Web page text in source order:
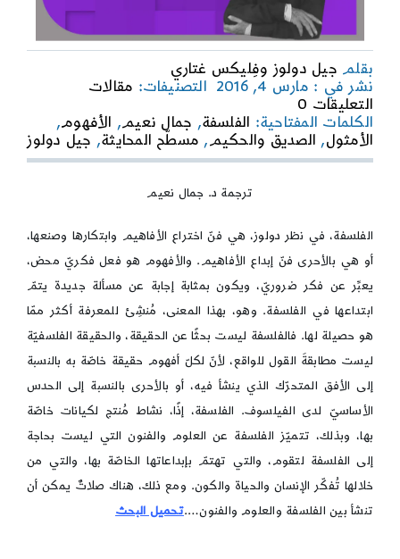
بقلم جيل دولوز وفِليكس غتاري
نشر في : مارس 4, 2016
التصنيفات: مقالات
التعليقات 0
on
ما
الفلسفة؟
الكلمات المفتاحية: الفلسفة, جمال نعيم, الأفهوم,
الأمثول, الصديق والحكيم, مسطّح المحايثة, جيل دولوز
ترجمة د. جمال نعيم
الفلسفة، في نظر دولوز، هي فنّ اختراع الأفاهيم وابتكارها وصنعها،
أو هي بالأحرى فنّ إبداع الأفاهيم. والأفهوم هو فعل فكريّ محض،
يعبِّر عن فكر ضروريّ، ويكون بمثابة إجابة عن مسألة جديدة يتمّ
ابتداعها في الفلسفة. وهو، بهذا المعنى، مُنشِئ للمعرفة أكثر ممّا
هو حصيلة لها. فالفلسفة ليست بحثًا عن الحقيقة، والحقيقة الفلسفيّة
ليست مطابقةَ القول للواقع، لأنّ لكلّ أفهوم حقيقة خاصّة به بالنسبة
إلى الأفق المتحرّك الذي ينشأ فيه، أو بالأحرى بالنسبة إلى الحدس
الأساسيّ لدى الفيلسوف. الفلسفة، إذًا، نشاط مُنتج لكيانات خاصّة
بها، وبذلك، تتميّز الفلسفة عن العلوم والفنون التي ليست بحاجة
إلى الفلسفة لتقوم، والتي تهتمّ بإبداعاتها الخاصّة بها، والتي من
خلالها تُفكّر الإنسان والحياة والكون. ومع ذلك، هناك صلاتٌ يمكن أن
تنشأ بين الفلسفة والعلوم والفنون….تحميل البحث